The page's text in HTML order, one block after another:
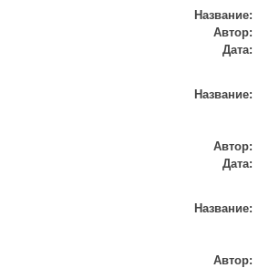
Название:
Автор:
Дата:
Название:
Автор:
Дата:
Название:
Автор: